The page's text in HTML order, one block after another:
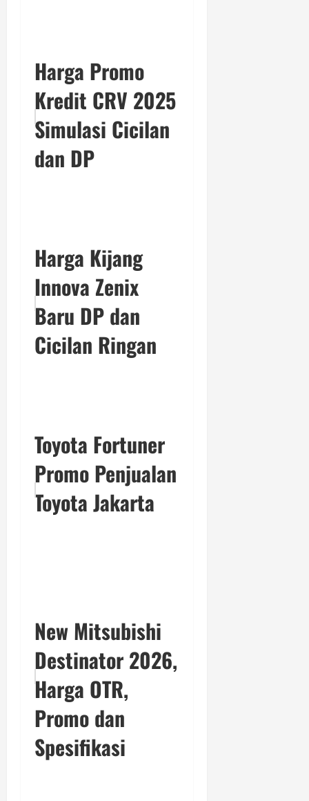
Harga Promo
Kredit CRV 2025
Simulasi Cicilan
dan DP
Harga Kijang
Innova Zenix
Baru DP dan
Cicilan Ringan
Toyota Fortuner
Promo Penjualan
Toyota Jakarta
New Mitsubishi
Destinator 2026,
Harga OTR,
Promo dan
Spesifikasi